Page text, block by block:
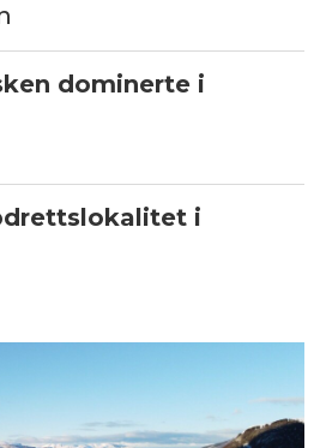
dominerte i
i